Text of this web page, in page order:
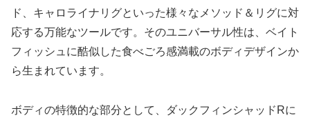
ド、キャロライナリグといった様々なメソッド＆リグに対
応する万能なツールです。そのユニバーサル性は、ベイト
フィッシュに酷似した食べごろ感満載のボディデザインか
ら生まれています。
ボディの特徴的な部分として、ダックフィンシャッドRに